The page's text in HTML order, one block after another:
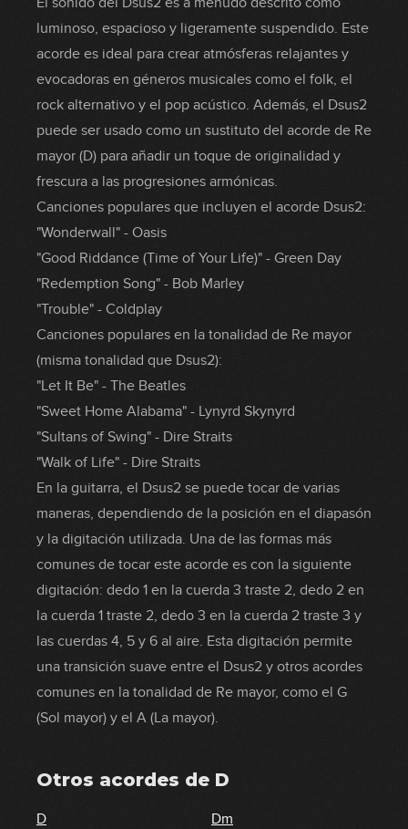
luminoso, espacioso y ligeramente suspendido. Este
acorde es ideal para crear atmósferas relajantes y
evocadoras en géneros musicales como el folk, el
rock alternativo y el pop acústico. Además, el Dsus2
puede ser usado como un sustituto del acorde de Re
mayor (D) para añadir un toque de originalidad y
frescura a las progresiones armónicas.
Canciones populares que incluyen el acorde Dsus2:
"Wonderwall" - Oasis
"Good Riddance (Time of Your Life)" - Green Day
"Redemption Song" - Bob Marley
"Trouble" - Coldplay
Canciones populares en la tonalidad de Re mayor
(misma tonalidad que Dsus2):
"Let It Be" - The Beatles
"Sweet Home Alabama" - Lynyrd Skynyrd
"Sultans of Swing" - Dire Straits
"Walk of Life" - Dire Straits
En la guitarra, el Dsus2 se puede tocar de varias
maneras, dependiendo de la posición en el diapasón
y la digitación utilizada. Una de las formas más
comunes de tocar este acorde es con la siguiente
digitación: dedo 1 en la cuerda 3 traste 2, dedo 2 en
la cuerda 1 traste 2, dedo 3 en la cuerda 2 traste 3 y
las cuerdas 4, 5 y 6 al aire. Esta digitación permite
una transición suave entre el Dsus2 y otros acordes
comunes en la tonalidad de Re mayor, como el G
(Sol mayor) y el A (La mayor).
Otros acordes de D
D Dm